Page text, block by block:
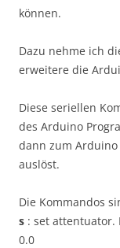
können.
Dazu nehme ich
erweitere die
Diese seriellen
des Arduino
dann zum
auslöst.
Die Kommandos
s : set attentuator.
0.0